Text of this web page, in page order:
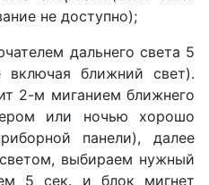
не доступно);
дальнего света 5
ближний свет).
2-м миганием ближнего
или ночью хорошо
панели), далее
выбираем нужный
5 сек. и блок мигнет